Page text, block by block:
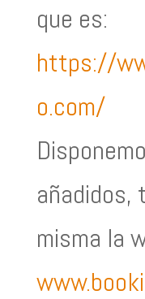
que es:
https://
o.com/
añadidos,
misma la